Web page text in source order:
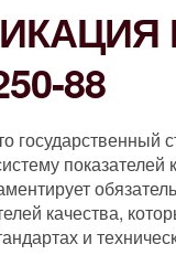
88
государственный
показателей
качества,
и